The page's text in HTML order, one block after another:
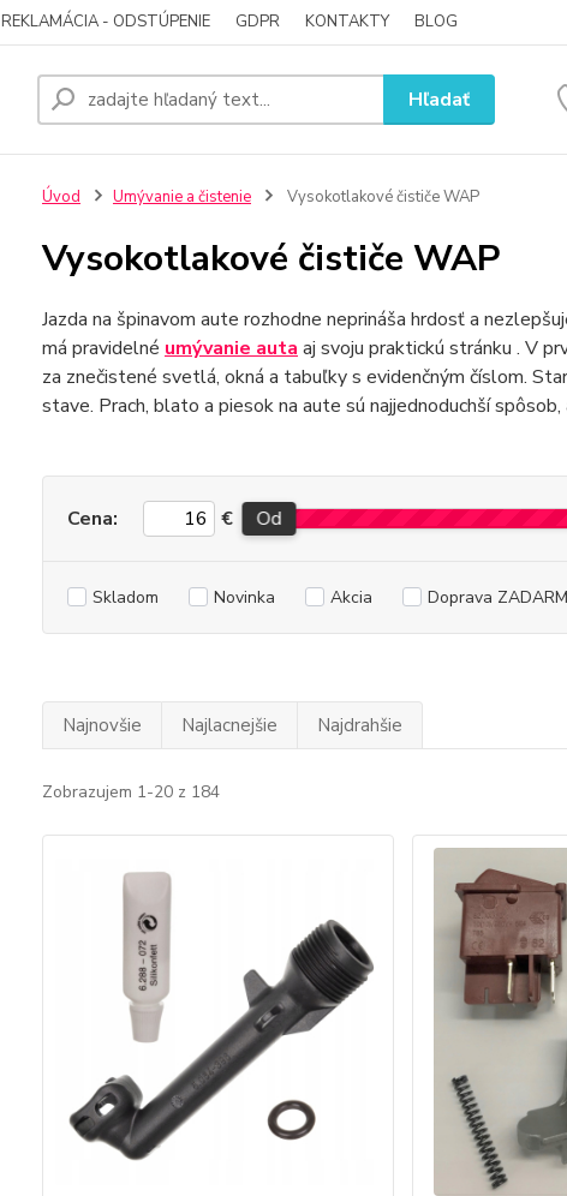
REKLAMÁCIA - ODSTÚPENIE GDPR KONTAKTY BLOG
Hľadať
Úvod Umývanie a čistenie Vysokotlakové čističe WAP
Vysokotlakové čističe WAP
Jazda na špinavom aute rozhodne neprináša hrdosť a
má pravidelné umývanie auta aj svoju praktickú stránku . V
za znečistené svetlá, okná a tabuľky s evidenčným číslom.
stave. Prach, blato a piesok na aute sú najjednoduchší
Cena: € Od
Skladom Novinka Akcia Doprava
Najnovšie Najlacnejšie Najdrahšie
Zobrazujem 1-20 z 184